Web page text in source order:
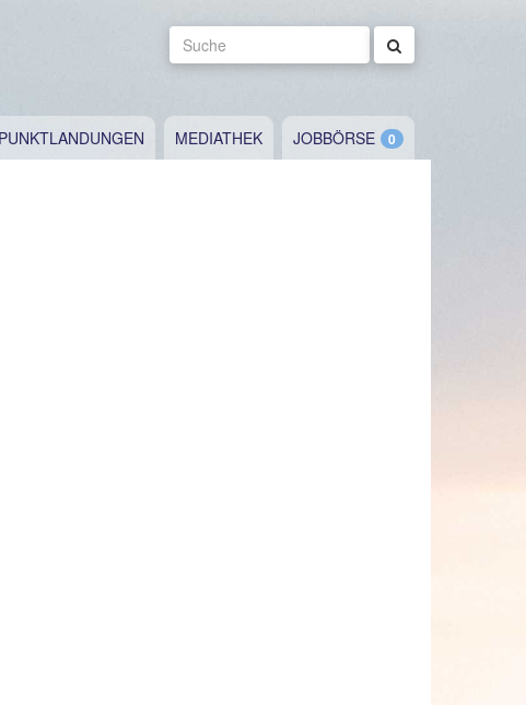
Suche
PUNKTLANDUNGEN MEDIATHEK JOBBÖRSE